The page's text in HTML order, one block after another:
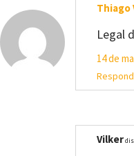
Thiago
Legal
14 de
Vilker